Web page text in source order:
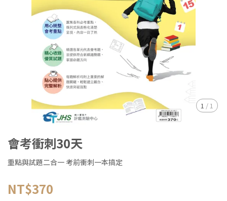
1 / 1
會考衝刺30天
重點與試題二合一 考前衝刺一本搞定
NT$370